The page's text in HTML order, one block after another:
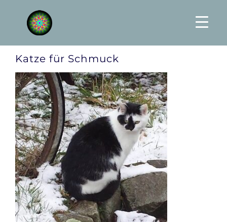
content
Katze für Schmuck